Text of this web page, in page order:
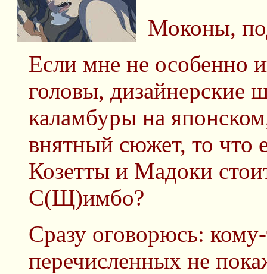
Моконы,
Если мне не особенно
головы, дизайнерские
каламбуры на
внятный сюжет, то что
Козетты и Мадоки
С(Щ)имбо?
Сразу оговорюсь:
перечисленных не